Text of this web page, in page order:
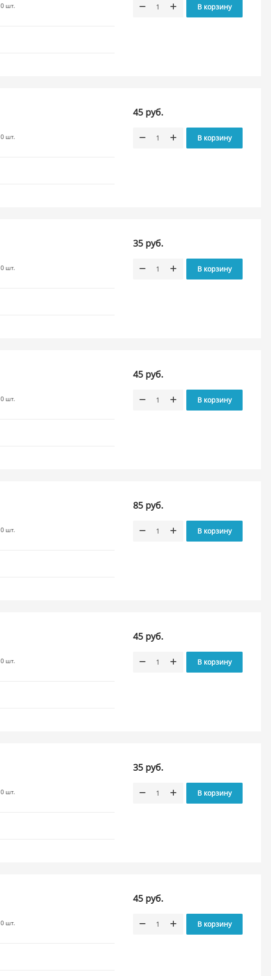
0 шт. В корзину
0 шт.
45 руб.
В корзину
0 шт.
35 руб.
В корзину
0 шт.
45 руб.
В корзину
0 шт.
85 руб.
В корзину
0 шт.
45 руб.
В корзину
0 шт.
35 руб.
В корзину
0 шт.
45 руб.
В корзину